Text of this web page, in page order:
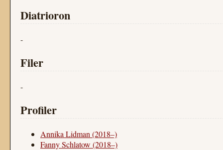
Diatrioron
-
Filer
-
Profiler
Annika Lidman (2018–)
Fanny Schlatow (2018–)